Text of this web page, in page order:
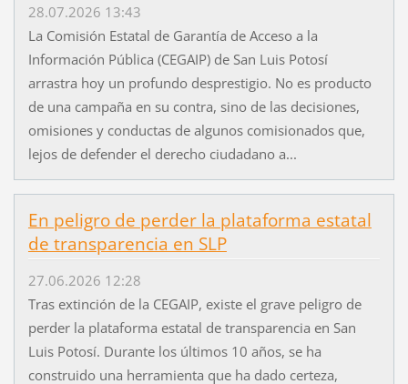
28.07.2026 13:43
La Comisión Estatal de Garantía de Acceso a la
Información Pública (CEGAIP) de San Luis Potosí
arrastra hoy un profundo desprestigio. No es producto
de una campaña en su contra, sino de las decisiones,
omisiones y conductas de algunos comisionados que,
lejos de defender el derecho ciudadano a...
En peligro de perder la plataforma estatal
de transparencia en SLP
27.06.2026 12:28
Tras extinción de la CEGAIP, existe el grave peligro de
perder la plataforma estatal de transparencia en San
Luis Potosí. Durante los últimos 10 años, se ha
construido una herramienta que ha dado certeza,